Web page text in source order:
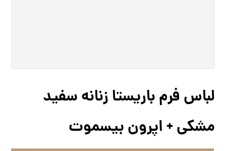
لباس فرم باریستا زنانه سفید
مشکی + اپرون بیسموت